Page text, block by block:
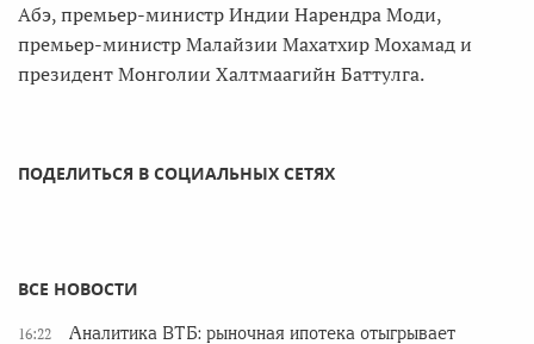
Абэ, премьер-министр Индии Нарендра Моди,
премьер-министр Малайзии Махатхир Мохамад и
президент Монголии Халтмаагийн Баттулга.
ПОДЕЛИТЬСЯ В СОЦИАЛЬНЫХ СЕТЯХ
ВСЕ НОВОСТИ
16:22
Аналитика ВТБ: рыночная ипотека отыгрывает